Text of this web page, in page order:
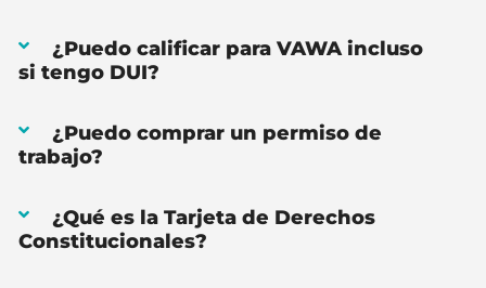
¿Puedo calificar para VAWA incluso
si tengo DUI?
¿Puedo comprar un permiso de
trabajo?
¿Qué es la Tarjeta de Derechos
Constitucionales?